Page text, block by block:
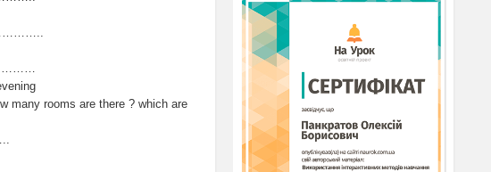
rooms are there ? which are